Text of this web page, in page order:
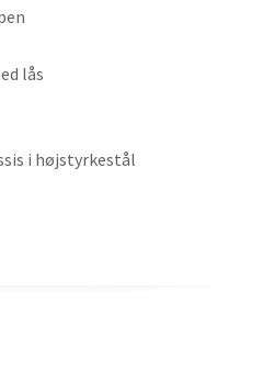
lås
i højstyrkestål